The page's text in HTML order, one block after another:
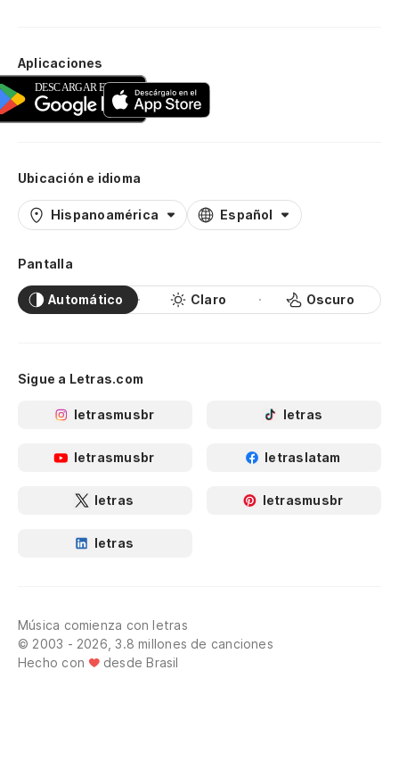
Aplicaciones
Ubicación e idioma
Hispanoamérica Español
Pantalla
Automático Claro Oscuro
Sigue a Letras.com
letrasmusbr letras
letrasmusbr letraslatam
letras letrasmusbr
letras
Música comienza con letras
© 2003 - 2026, 3.8 millones de canciones
Hecho con
desde Brasil